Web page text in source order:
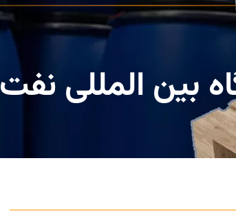
المللی نفت 1402